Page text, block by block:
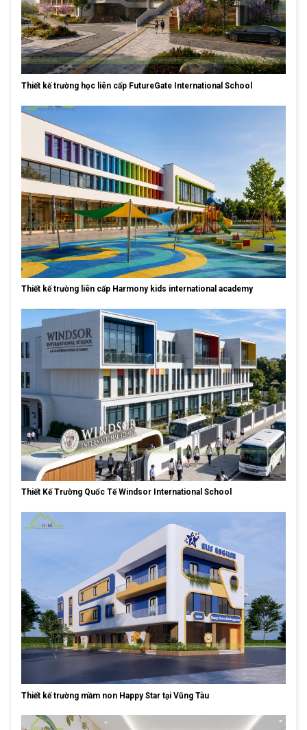
Thiết kế trường học liên cấp FutureGate International School
Thiết kế trường liên cấp Harmony kids international academy
Thiết Kế Trường Quốc Tế Windsor International School
Thiết kế trường mầm non Happy Star tại Vũng Tàu